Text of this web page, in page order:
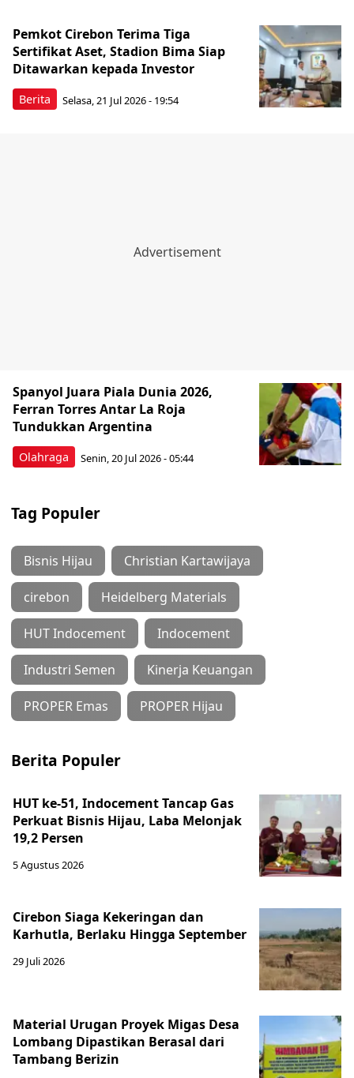
Berita
Pemkot Cirebon Terima Tiga
Sertifikat Aset, Stadion Bima Siap
Ditawarkan kepada Investor
Selasa, 21 Jul 2026 - 19:54
Olahraga
Spanyol Juara Piala Dunia 2026,
Ferran Torres Antar La Roja
Tundukkan Argentina
Senin, 20 Jul 2026 - 05:44
Tag Populer
Bisnis Hijau Christian Kartawijaya
cirebon Heidelberg Materials
HUT Indocement Indocement
Industri Semen Kinerja Keuangan
PROPER Emas PROPER Hijau
Berita Populer
HUT ke-51, Indocement Tancap Gas
Perkuat Bisnis Hijau, Laba Melonjak
19,2 Persen
5 Agustus 2026
Cirebon Siaga Kekeringan dan
Karhutla, Berlaku Hingga September
29 Juli 2026
Material Urugan Proyek Migas Desa
Lombang Dipastikan Berasal dari
Tambang Berizin